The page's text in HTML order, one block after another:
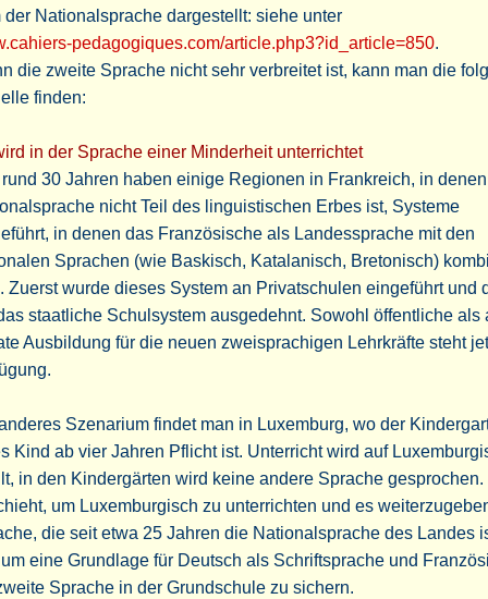
der Nationalsprache dargestellt: siehe unter
pedagogiques.com/article.php3?id_article=850.
die zweite Sprache nicht sehr verbreitet ist, kann man die
finden:
in der Sprache einer Minderheit unterrichtet
30 Jahren haben einige Regionen in Frankreich, in
nicht Teil des linguistischen Erbes ist, Systeme
in denen das Französische als Landessprache mit den
Sprachen (wie Baskisch, Katalanisch, Bretonisch)
Zuerst wurde dieses System an Privatschulen eingeführt und
staatliche Schulsystem ausgedehnt. Sowohl öffentliche als
Ausbildung für die neuen zweisprachigen Lehrkräfte steht
Szenarium findet man in Luxemburg, wo der
Kind ab vier Jahren Pflicht ist. Unterricht wird auf
in den Kindergärten wird keine andere Sprache gesprochen.
um Luxemburgisch zu unterrichten und es
die seit etwa 25 Jahren die Nationalsprache des Landes
eine Grundlage für Deutsch als Schriftsprache und
Sprache in der Grundschule zu sichern.